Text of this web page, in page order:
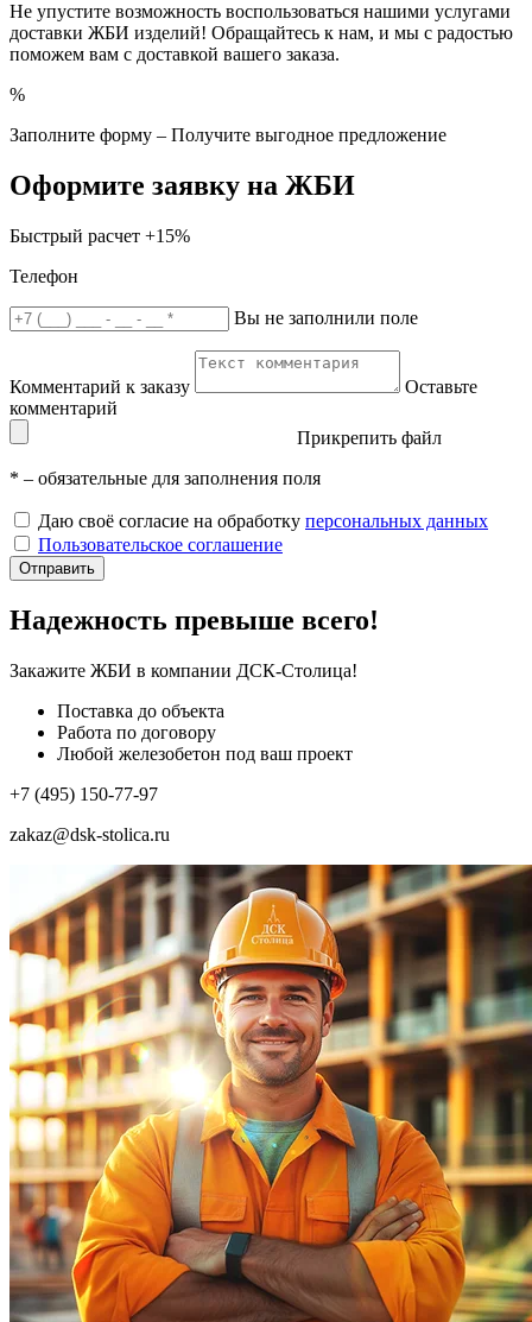
Не упустите возможность воспользоваться нашими услугами
доставки ЖБИ изделий! Обращайтесь к нам, и мы с радостью
поможем вам с доставкой вашего заказа.
%
Заполните форму – Получите выгодное предложение
Оформите заявку на ЖБИ
Быстрый расчет +15%
Телефон
Вы не заполнили поле
Комментарий к заказу
Оставьте
комментарий
Прикрепить файл
* – обязательные для заполнения поля
Даю своё согласие на обработку персональных данных
Пользовательское соглашение
Отправить
Надежность превыше всего!
Закажите ЖБИ в компании ДСК-Столица!
Поставка до объекта
Работа по договору
Любой железобетон под ваш проект
+7 (495) 150-77-97
zakaz@dsk-stolica.ru